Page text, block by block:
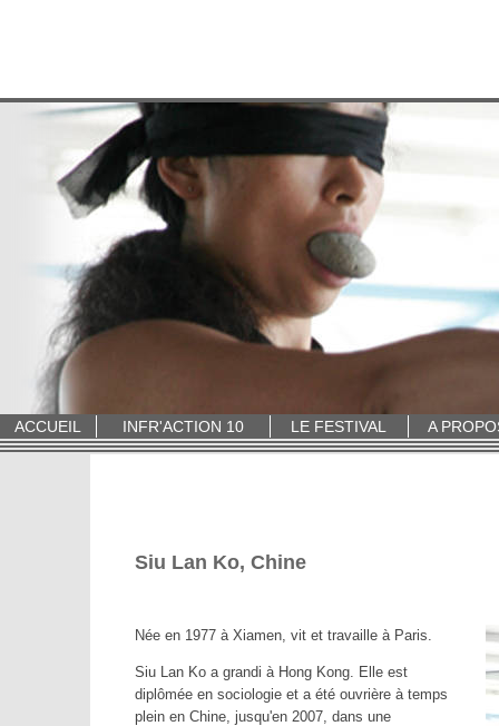
ACCUEIL INFR'ACTION 10 LE FESTIVAL A
Siu Lan Ko, Chine
Née en 1977 à Xiamen, vit et travaille à Paris.
Siu Lan Ko a grandi à Hong Kong. Elle est
diplômée en sociologie et a été ouvrière à temps
plein en Chine, jusqu'en 2007, dans une